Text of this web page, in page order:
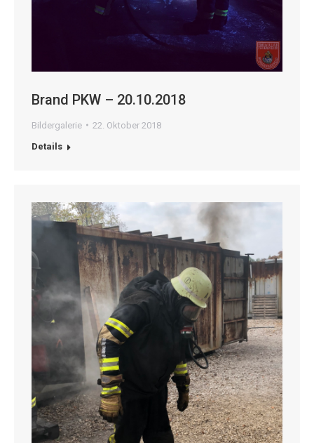
Brand PKW – 20.10.2018
Bildergalerie
22. Oktober 2018
Details